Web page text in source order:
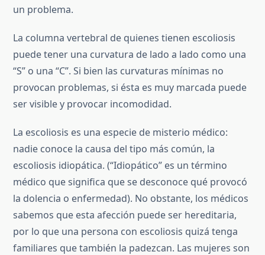
un problema.
La columna vertebral de quienes tienen escoliosis
puede tener una curvatura de lado a lado como una
“S” o una “C”. Si bien las curvaturas mínimas no
provocan problemas, si ésta es muy marcada puede
ser visible y provocar incomodidad.
La escoliosis es una especie de misterio médico:
nadie conoce la causa del tipo más común, la
escoliosis idiopática. (“Idiopático” es un término
médico que significa que se desconoce qué provocó
la dolencia o enfermedad). No obstante, los médicos
sabemos que esta afección puede ser hereditaria,
por lo que una persona con escoliosis quizá tenga
familiares que también la padezcan. Las mujeres son